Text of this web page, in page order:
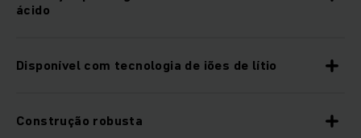
ácido
Disponível com tecnologia de iões de lítio
Construção robusta